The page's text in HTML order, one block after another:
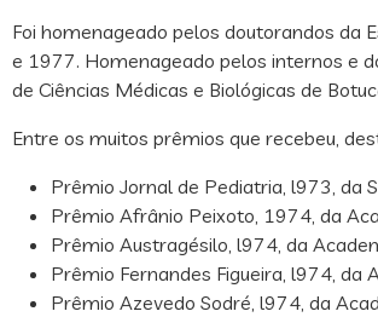
Foi homenageado pelos doutorandos da
e 1977. Homenageado pelos internos e
de Ciências Médicas e Biológicas de
Entre os muitos prêmios que recebeu,
Prêmio Jornal de Pediatria, l973, da
Prêmio Afrânio Peixoto, 1974, da
Prêmio Austragésilo, l974, da
Prêmio Fernandes Figueira, l974, da
Prêmio Azevedo Sodré, l974, da